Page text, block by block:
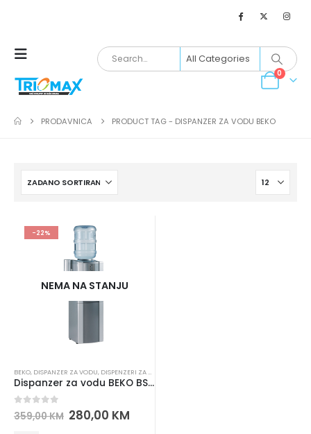
0
PRODAVNICA PRODUCT TAG - DISPANZER ZA VODU BEKO
-22%
NEMA NA STANJU
BEKO, DISPANZER ZA VODU, DISPENZERI ZA VODU
Dispanzer za vodu BEKO BSS-2210 TT
out of 5
359,00KM 280,00 KM